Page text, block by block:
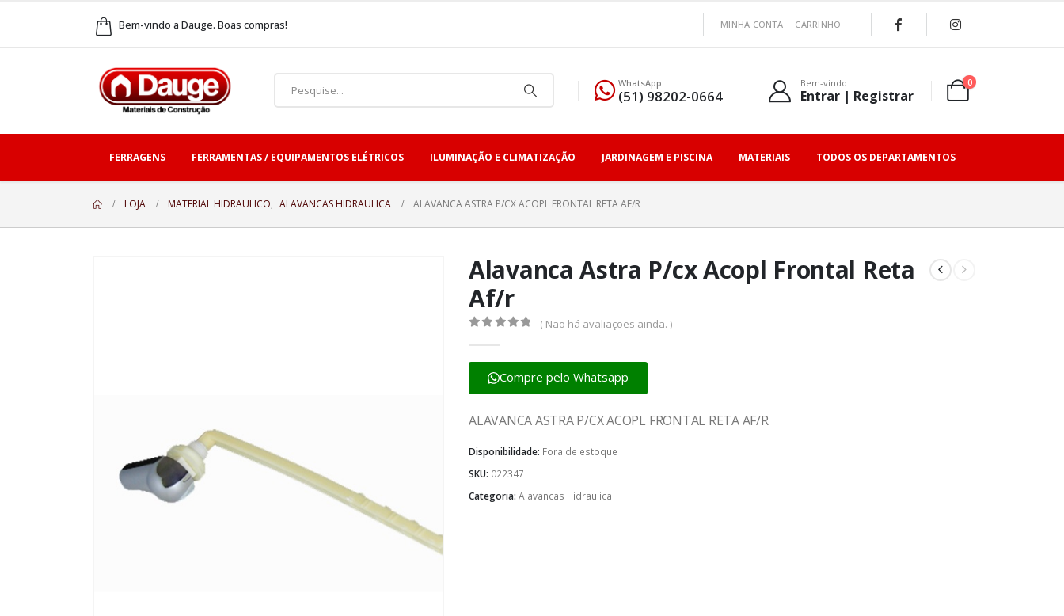
Bem-vindo a Dauge. Boas compras! MINHA CONTA CARRINHO
WhatsApp
(51) 98202-0664
Bem-vindo
Entrar | Registrar
0
FERRAGENS FERRAMENTAS / EQUIPAMENTOS ELÉTRICOS ILUMINAÇÃO E CLIMATIZAÇÃO JARDINAGEM E PISCINA MATERIAIS TODOS OS DEPARTAMENTOS
LOJA MATERIAL HIDRAULICO, ALAVANCAS HIDRAULICA ALAVANCA ASTRA P/CX ACOPL FRONTAL RETA AF/R
Alavanca Astra P/cx Acopl Frontal Reta
Af/r
( Não há avaliações ainda. )
Compre pelo Whatsapp
ALAVANCA ASTRA P/CX ACOPL FRONTAL RETA AF/R
Disponibilidade: Fora de estoque
SKU: 022347
Categoria: Alavancas Hidraulica